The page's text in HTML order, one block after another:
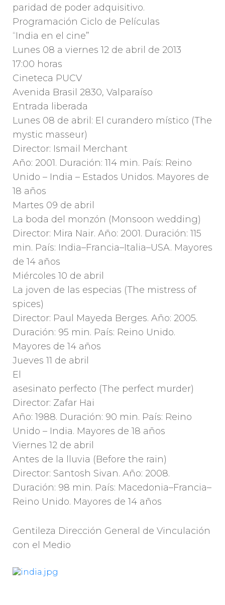
paridad de poder adquisitivo.
Programación Ciclo de Películas
“India en el cine”
Lunes 08 a viernes 12 de abril de 2013
17:00 horas
Cineteca PUCV
Avenida Brasil 2830, Valparaíso
Entrada liberada
Lunes 08 de abril: El curandero místico (The
mystic masseur)
Director: Ismail Merchant
Año: 2001. Duración: 114 min. País: Reino
Unido – India – Estados Unidos. Mayores de
18 años
Martes 09 de abril
La boda del monzón (Monsoon wedding)
Director: Mira Nair. Año: 2001. Duración: 115
min. País: India–Francia–Italia–USA. Mayores
de 14 años
Miércoles 10 de abril
La joven de las especias (The mistress of
spices)
Director: Paul Mayeda Berges. Año: 2005.
Duración: 95 min. País: Reino Unido.
Mayores de 14 años
Jueves 11 de abril
El
asesinato perfecto (The perfect murder)
Director: Zafar Hai
Año: 1988. Duración: 90 min. País: Reino
Unido – India. Mayores de 18 años
Viernes 12 de abril
Antes de la lluvia (Before the rain)
Director: Santosh Sivan. Año: 2008.
Duración: 98 min. País: Macedonia–Francia–
Reino Unido. Mayores de 14 años
Gentileza Dirección General de Vinculación
con el Medio